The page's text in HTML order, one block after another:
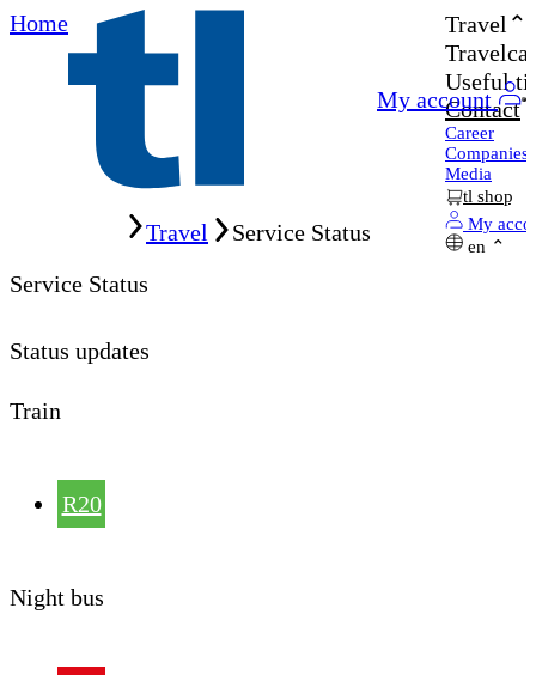
Home
My account
Travel
Useful
Contact
Career
Companies
Media
tl shop
My
en
Travel
Service Status
Service Status
Status updates
Train
R20
Night bus